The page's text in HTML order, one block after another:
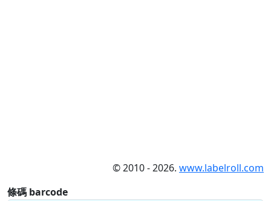
© 2010 - 2026. www.labelroll.com
條碼 barcode